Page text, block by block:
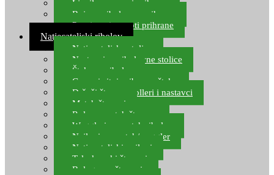
Ljepilo za crve i prihranu
Boje za ribolovnu prihranu
Provjereni recepti prihrane
Natjecateljski ribolov
Natjecateljske stolice
Nastavci za ribolovne stolice
Šteke za ribolov
Gume i sitni pribor za šteku
Držači štapova rolleri i nastavci
Match štapovi
Role za match štapove
Waggleri za match ribolov
Najloni za match/waggler
Natjecateljski najloni
Teleskopski štapovi
Bolognese štapovi